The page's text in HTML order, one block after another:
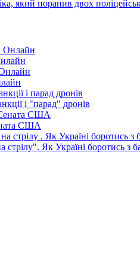
який поранив двох
і "парад" дронів
США
Як Україні боротись з